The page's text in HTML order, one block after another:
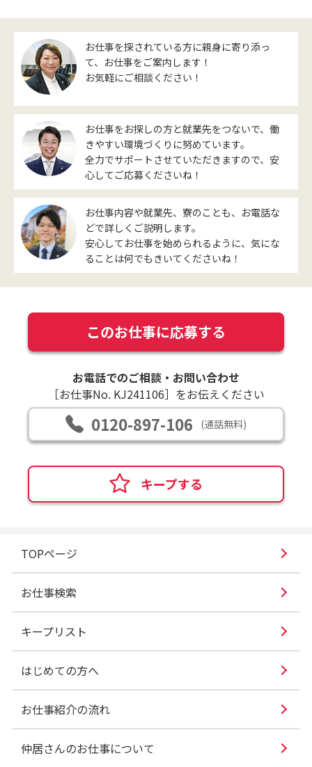
お仕事を探されている方に親身に寄り添っ
て、お仕事をご案内します！
お気軽にご相談ください！
お仕事をお探しの方と就業先をつないで、働
きやすい環境づくりに努めています。
全力でサポートさせていただきますので、安
心してご応募くださいね！
お仕事内容や就業先、寮のことも、お電話な
どで詳しくご説明します。
安心してお仕事を始められるように、気にな
ることは何でもきいてくださいね！
このお仕事に応募する
お電話でのご相談・お問い合わせ
［お仕事No. KJ241106］をお伝えください
0120-897-106 (通話無料)
キープする
TOPページ
お仕事検索
キープリスト
はじめての方へ
お仕事紹介の流れ
仲居さんのお仕事について